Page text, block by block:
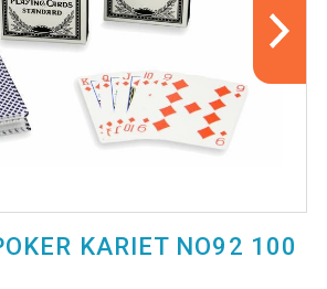
KARIET NO92 100